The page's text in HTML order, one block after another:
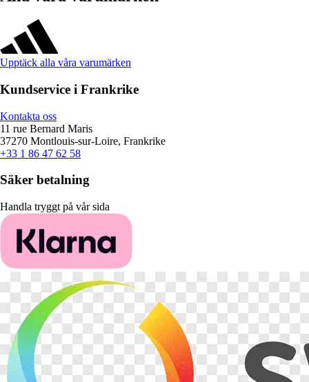
Upptäck alla våra varumärken
Kundservice i Frankrike
Kontakta oss
11 rue Bernard Maris
37270 Montlouis-sur-Loire, Frankrike
+33 1 86 47 62 58
Säker betalning
Handla tryggt på vår sida